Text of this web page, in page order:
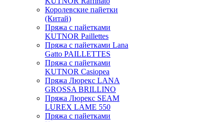
Королевские пайетки
(Китай)
Пряжа с пайетками
KUTNOR Paillettes
Пряжа с пайетками Lana
Gatto PAILLETTES
Пряжа с пайетками
KUTNOR Casiopea
Пряжа Люрекс LANA
GROSSA BRILLINO
Пряжа Люрекс SEAM
LUREX LAME 550
Пряжа с пайетками